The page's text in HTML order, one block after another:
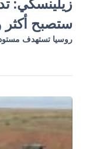
ستصبح أكثر
روسيا تستهدف